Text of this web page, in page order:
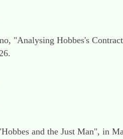
Hobbes's
and the Just Man", in